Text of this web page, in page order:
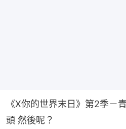
《X你的世界末日》第2季－
頭 然後呢？